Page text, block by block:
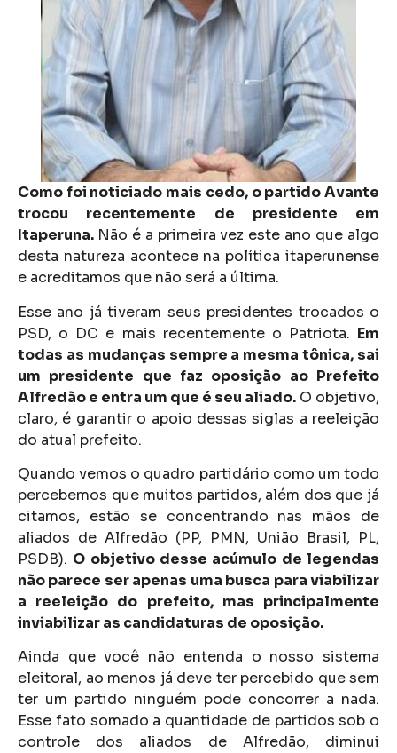
Como foi noticiado mais cedo, o partido Avante
trocou recentemente de presidente em
Itaperuna. Não é a primeira vez este ano que algo
desta natureza acontece na política itaperunense
e acreditamos que não será a última.
Esse ano já tiveram seus presidentes trocados o
PSD, o DC e mais recentemente o Patriota. Em
todas as mudanças sempre a mesma tônica, sai
um presidente que faz oposição ao Prefeito
Alfredão e entra um que é seu aliado. O objetivo,
claro, é garantir o apoio dessas siglas a reeleição
do atual prefeito.
Quando vemos o quadro partidário como um todo
percebemos que muitos partidos, além dos que já
citamos, estão se concentrando nas mãos de
aliados de Alfredão (PP, PMN, União Brasil, PL,
PSDB). O objetivo desse acúmulo de legendas
não parece ser apenas uma busca para viabilizar
a reeleição do prefeito, mas principalmente
inviabilizar as candidaturas de oposição.
Ainda que você não entenda o nosso sistema
eleitoral, ao menos já deve ter percebido que sem
ter um partido ninguém pode concorrer a nada.
Esse fato somado a quantidade de partidos sob o
controle dos aliados de Alfredão, diminui